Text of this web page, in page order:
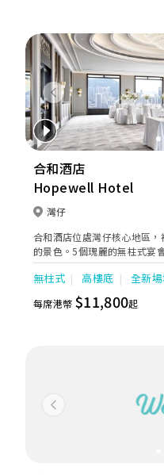
Previous
合和酒店
Hopewell Hotel
灣仔
合和酒店位處灣仔核心地區
的景色。5個瑰麗的無柱式宴
130張圓桌，並提供綠草如茵
站，賓客能輕鬆抵達場地。氣
LED 屏幕及可讓新人以名貴
難忘的婚禮；內置閃爍水晶吊
無柱式 高樓底 全新
每席港幣 $11,800起
Previous